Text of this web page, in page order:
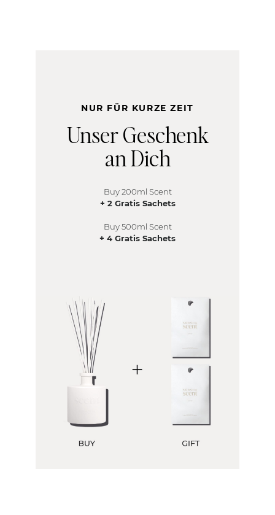
NUR FÜR KURZE ZEIT
Unser Geschenk
an Dich
Buy 200ml Scent
+ 2 Gratis Sachets
Buy 500ml Scent
+ 4 Gratis Sachets